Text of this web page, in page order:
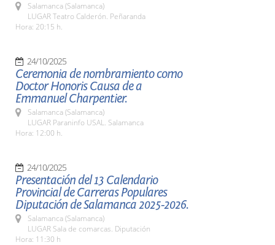
Salamanca (Salamanca)
LUGAR Teatro Calderón. Peñaranda
Hora: 20:15 h.
24/10/2025
Ceremonia de nombramiento como
Doctor Honoris Causa de a
Emmanuel Charpentier.
Salamanca (Salamanca)
LUGAR Paraninfo USAL. Salamanca
Hora: 12:00 h.
24/10/2025
Presentación del 13 Calendario
Provincial de Carreras Populares
Diputación de Salamanca 2025-2026.
Salamanca (Salamanca)
LUGAR Sala de comarcas. Diputación
Hora: 11:30 h